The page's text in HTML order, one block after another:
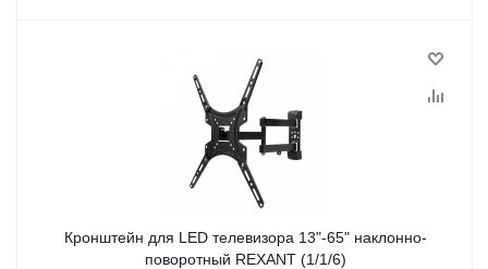
Кронштейн для LED телевизора 13"-65" наклонно-
поворотный REXANT (1/1/6)